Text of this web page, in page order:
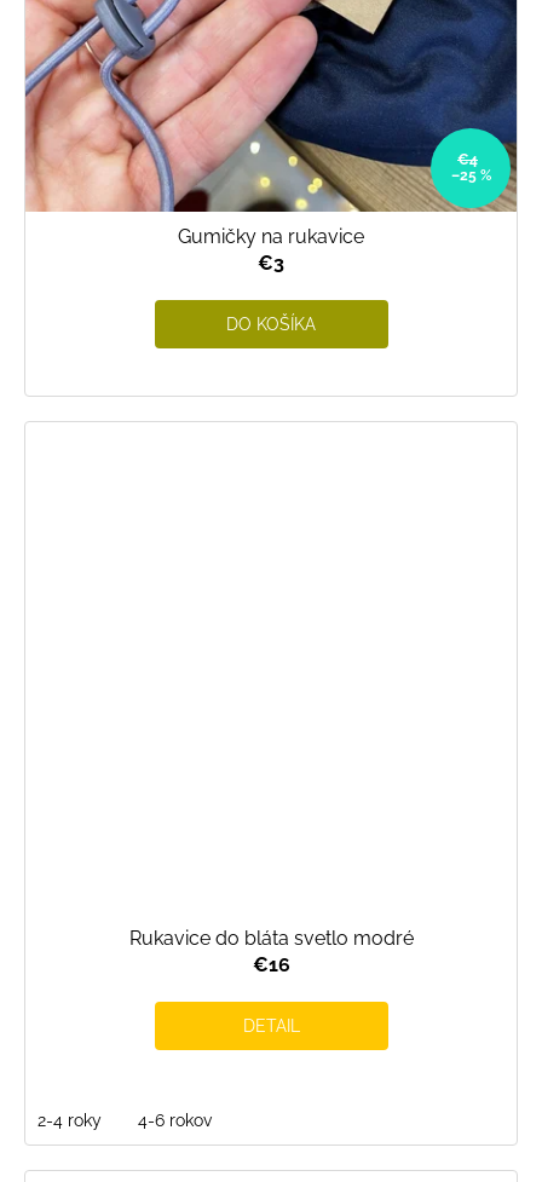
€4
–25 %
Gumičky na rukavice
€3
DO KOŠÍKA
Rukavice do bláta svetlo modré
€16
DETAIL
2-4 roky 4-6 rokov